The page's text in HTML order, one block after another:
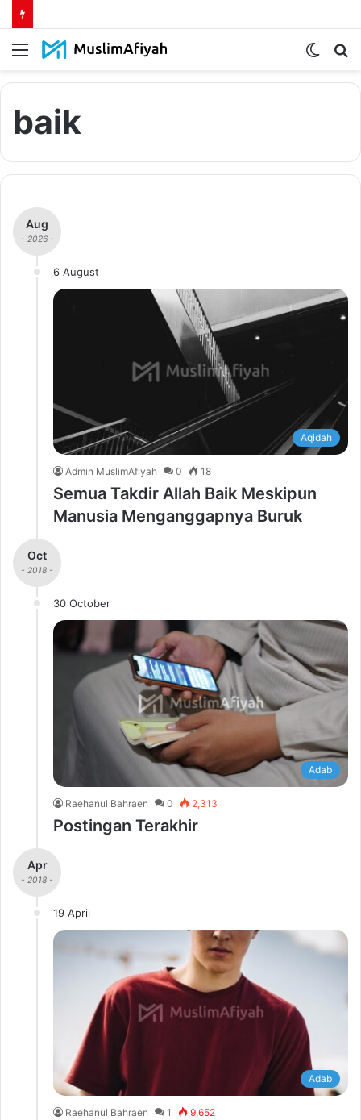
Menu
Switch
baik
Aug
- 2026 -
6 August
Aqidah
Admin MuslimAfiyah 0 18
Semua Takdir Allah Baik Meskipun
Manusia Menganggapnya Buruk
Oct
- 2018 -
30 October
Adab
Raehanul Bahraen 0 2,313
Postingan Terakhir
Apr
- 2018 -
19 April
Adab
Raehanul Bahraen 1 9,652